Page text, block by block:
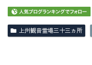
上州観音霊場三十三ヵ所